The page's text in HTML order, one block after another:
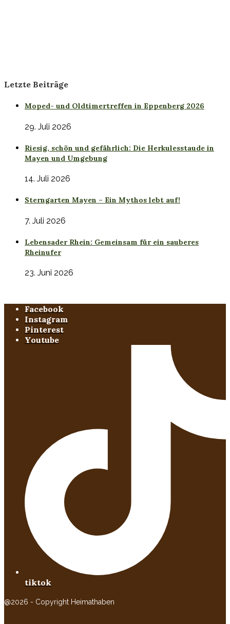
Letzte Beiträge
Moped- und Oldtimertreffen in Eppenberg 2026
29. Juli 2026
Riesig, schön und gefährlich: Die Herkulesstaude in
Mayen und Umgebung
14. Juli 2026
Sterngarten Mayen – Ein Mythos lebt auf!
7. Juli 2026
Lebensader Rhein: Gemeinsam für ein sauberes
Rheinufer
23. Juni 2026
Facebook
Instagram
Pinterest
Youtube
tiktok
@2026 - Copyright Heimathaben